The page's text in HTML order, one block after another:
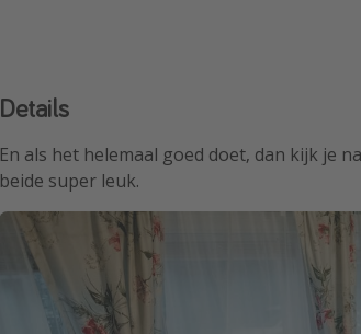
Details
En als het helemaal goed doet, dan kijk je
beide super leuk.